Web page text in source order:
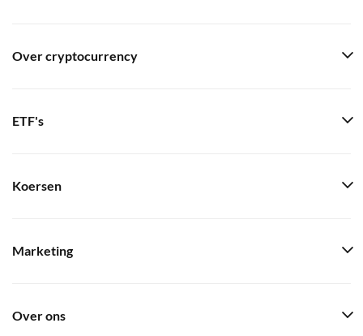
Over cryptocurrency
ETF's
Koersen
Marketing
Over ons